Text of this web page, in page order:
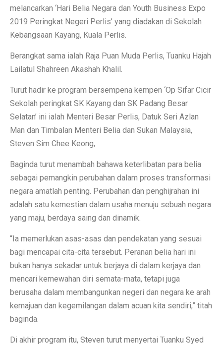
melancarkan ‘Hari Belia Negara dan Youth Business Expo
2019 Peringkat Negeri Perlis’ yang diadakan di Sekolah
Kebangsaan Kayang, Kuala Perlis.
Berangkat sama ialah Raja Puan Muda Perlis, Tuanku Hajah
Lailatul Shahreen Akashah Khalil.
Turut hadir ke program bersempena kempen ‘Op Sifar Cicir
Sekolah peringkat SK Kayang dan SK Padang Besar
Selatan’ ini ialah Menteri Besar Perlis, Datuk Seri Azlan
Man dan Timbalan Menteri Belia dan Sukan Malaysia,
Steven Sim Chee Keong,
Baginda turut menambah bahawa keterlibatan para belia
sebagai pemangkin perubahan dalam proses transformasi
negara amatlah penting. Perubahan dan penghijrahan ini
adalah satu kemestian dalam usaha menuju sebuah negara
yang maju, berdaya saing dan dinamik.
“Ia memerlukan asas-asas dan pendekatan yang sesuai
bagi mencapai cita-cita tersebut. Peranan belia hari ini
bukan hanya sekadar untuk berjaya di dalam kerjaya dan
mencari kemewahan diri semata-mata, tetapi juga
berusaha dalam membangunkan negeri dan negara ke arah
kemajuan dan kegemilangan dalam acuan kita sendiri,” titah
baginda.
Di akhir program itu, Steven turut menyertai Tuanku Syed